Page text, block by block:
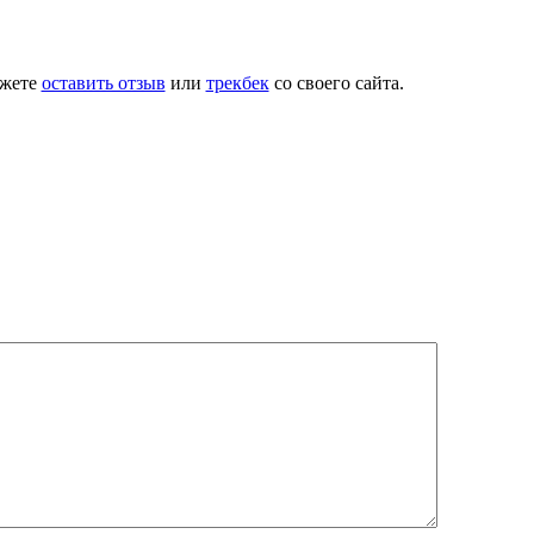
оставить отзыв или трекбексо своего сайта.